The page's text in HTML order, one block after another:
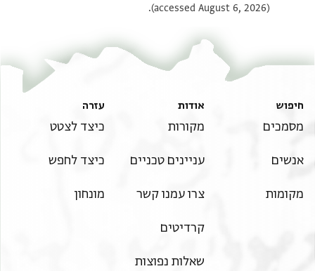
(accessed August 6, 2026).
חיפוש
מסמכים
אנשים
מקומות
אודות
מקורות
עניינים טכניים
צרו עמנו קשר
קרדיטים
שאלות נפוצות
עזרה
כיצד לצטט
כיצד לחפש
מונחון